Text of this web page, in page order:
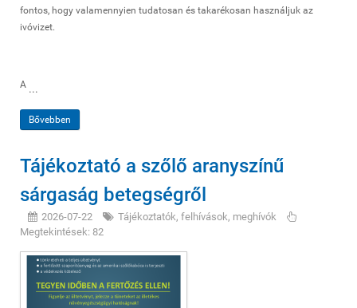
fontos, hogy valamennyien tudatosan és takarékosan használjuk az
ivóvizet.
A ...
Bővebben
Tájékoztató a szőlő aranyszínű
sárgaság betegségről
2026-07-22
Tájékoztatók, felhívások, meghívók
Megtekintések: 82